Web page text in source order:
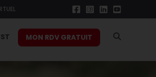
MON RDV GRATUIT